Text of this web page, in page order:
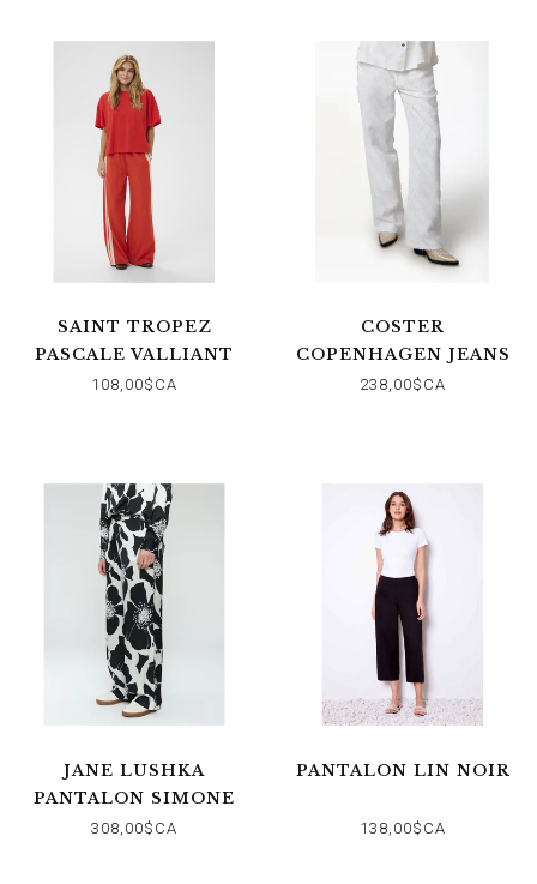
SAINT TROPEZ
PASCALE VALLIANT
POPPY
108,00$CA
COSTER
COPENHAGEN JEANS
TEXTURÉ
238,00$CA
JANE LUSHKA
PANTALON SIMONE
308,00$CA
PANTALON LIN NOIR
138,00$CA